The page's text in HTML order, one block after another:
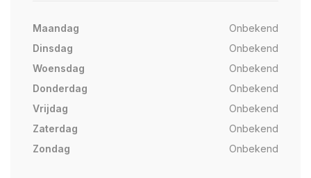
Maandag
Onbekend
Dinsdag
Onbekend
Woensdag
Onbekend
Donderdag
Onbekend
Vrijdag
Onbekend
Zaterdag
Onbekend
Zondag
Onbekend